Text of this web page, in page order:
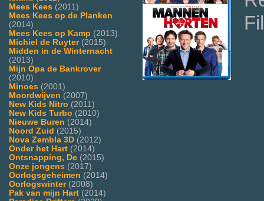
Mees Kees (2011)
Mees Kees op de Planken
(2014)
Mees Kees op Kamp (2013)
Michiel de Ruyter(2015)
Midden in de Winternacht
(2013)
Mijn Opa de Bankrover
(2010)
Minoes (2001)
Moordwijven (2007)
New Kids Nitro (2011)
New Kids Turbo (2010)
Nieuwe Buren (2014)
Noord Zuid (2015)
Nova Zembla 3D (2012)
Onder het Hart (2014)
Ontsnapping, De (2015)
Onze jongens (2017)
Oorlogsgeheimen (2014)
Oorlogswinter(2008)
Pak van mijn Hart (2014)